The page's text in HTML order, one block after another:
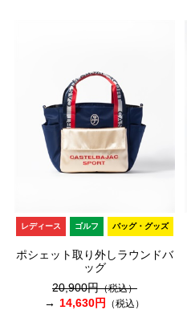
レディース ゴルフ バッグ・グッズ
ポシェット取り外しラウンドバ
ッグ
20,900円（税込）
14,630円 （税込）